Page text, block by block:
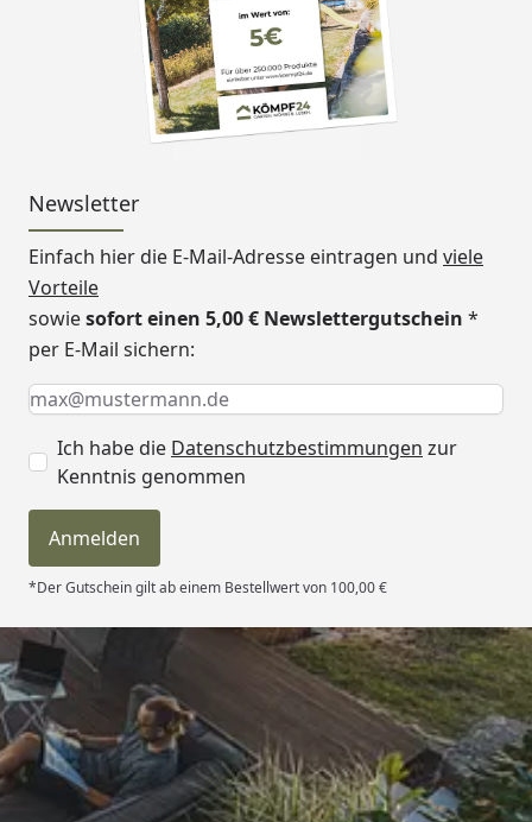
Newsletter
Einfach hier die E-Mail-Adresse eintragen und viele
Vorteile
sowiesofort einen 5,00 € Newslettergutschein *
per E-Mail sichern:
Keine Eingabe erforderlich
Eingabe erforderlich
E-Mail *
Ich habe die Datenschutzbestimmungen zur
Kenntnis genommen
Anmelden
*Der Gutschein gilt ab einem Bestellwert von 100,00 €
Trusted Shops
4,81/ 5